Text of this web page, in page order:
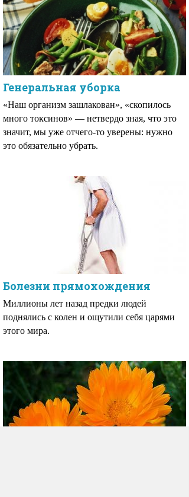
Генеральная уборка
«Наш организм зашлакован», «скопилось
много токсинов» — нетвердо зная, что это
значит, мы уже отчего-то уверены: нужно
это обязательно убрать.
Болезни прямохождения
Миллионы лет назад предки людей
поднялись с колен и ощутили себя царями
этого мира.